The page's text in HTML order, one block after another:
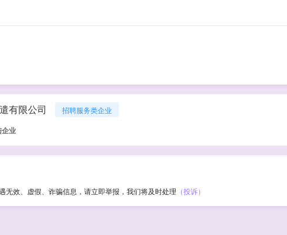
有限公司 招聘服务类企业
业
无效、虚假、诈骗信息，请立即举报，我们将及时处理 （投诉）